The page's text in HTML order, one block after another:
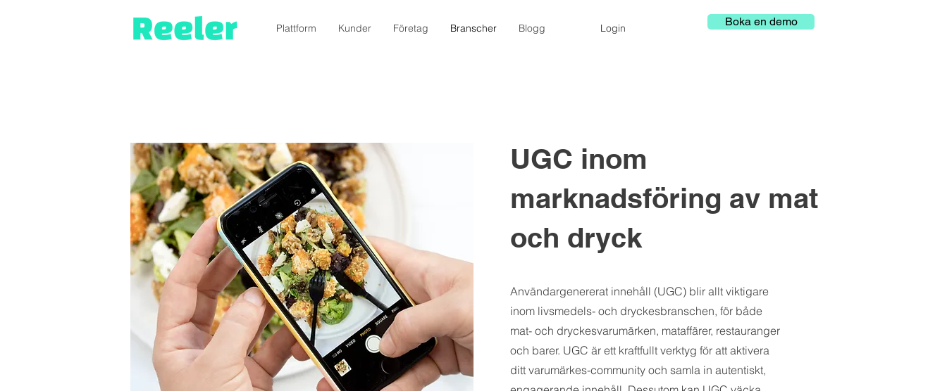
Plattform Kunder Företag Branscher Blogg Login Boka en demo
UGC inom
marknadsföring av mat
och dryck
Användargenererat innehåll (UGC) blir allt viktigare
inom livsmedels- och dryckesbranschen, för både
mat- och dryckesvarumärken, mataffärer, restauranger
och barer. UGC är ett kraftfullt verktyg för att aktivera
ditt varumärkes-community och samla in autentiskt,